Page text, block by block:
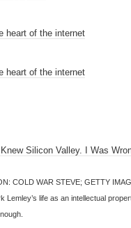
heart of the internet
heart of the internet
Silicon Valley. I Was
COLD WAR STEVE; GETTY
Lemley’s life as an intellectual